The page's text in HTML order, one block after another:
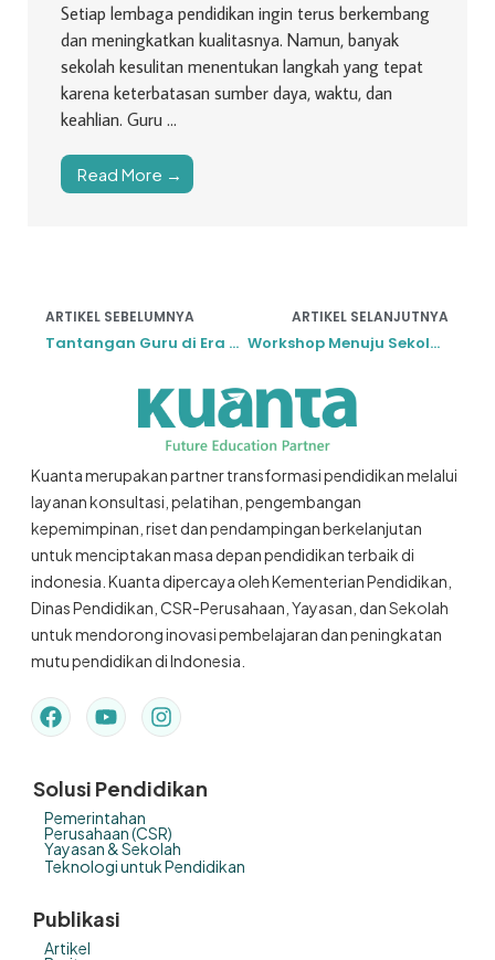
Setiap lembaga pendidikan ingin terus berkembang
dan meningkatkan kualitasnya. Namun, banyak
sekolah kesulitan menentukan langkah yang tepat
karena keterbatasan sumber daya, waktu, dan
keahlian. Guru ...
Read More →
ARTIKEL SEBELUMNYA
Tantangan Guru di Era Revolusi Industri 4.0
ARTIKEL SELANJUTNYA
Workshop Menuju Sekolah Bermutu
Kuanta merupakan partner transformasi pendidikan melalui
layanan konsultasi, pelatihan, pengembangan
kepemimpinan, riset dan pendampingan berkelanjutan
untuk menciptakan masa depan pendidikan terbaik di
indonesia. Kuanta dipercaya oleh Kementerian Pendidikan,
Dinas Pendidikan, CSR-Perusahaan, Yayasan, dan Sekolah
untuk mendorong inovasi pembelajaran dan peningkatan
mutu pendidikan di Indonesia.
Solusi Pendidikan
Pemerintahan
Perusahaan (CSR)
Yayasan & Sekolah
Teknologi untuk Pendidikan
Publikasi
Artikel